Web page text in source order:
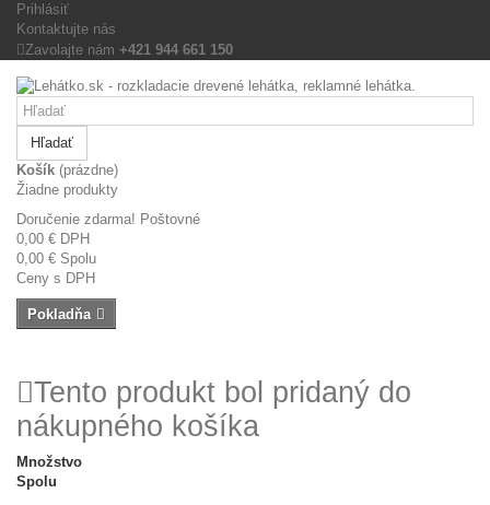
Prihlásiť
Kontaktujte nás
Zavolajte nám +421 944 661 150
Hľadať
Košík (prázdne)
Žiadne produkty
Doručenie zdarma! Poštovné
0,00 € DPH
0,00 € Spolu
Ceny s DPH
Pokladňa
Tento produkt bol pridaný do
nákupného košíka
Množstvo
Spolu